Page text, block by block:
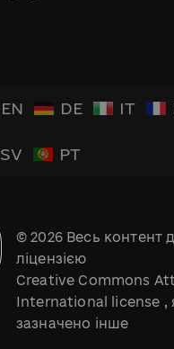
EN DE IT
SV PT
© 2026 Весь контент
ліцензією
Creative Commons
International license ,
зазначено інше